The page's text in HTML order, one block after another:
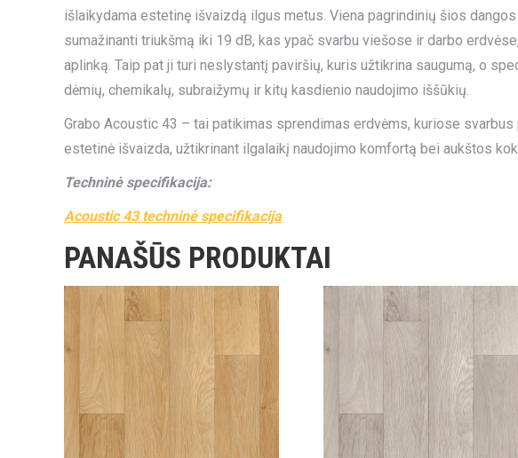
išlaikydama estetinę išvaizdą ilgus metus. Viena pagrindinių šios
sumažinanti triukšmą iki 19 dB, kas ypač svarbu viešose ir darbo
aplinką. Taip pat ji turi neslystantį paviršių, kuris užtikrina saugumą, o
dėmių, chemikalų, subraižymų ir kitų kasdienio naudojimo iššūkių.
Grabo Acoustic 43 – tai patikimas sprendimas erdvėms, kuriose
estetinė išvaizda, užtikrinant ilgalaikį naudojimo komfortą bei aukštos
Techninė specifikacija:
Acoustic 43 techninė specifikacija
PANAŠŪS PRODUKTAI